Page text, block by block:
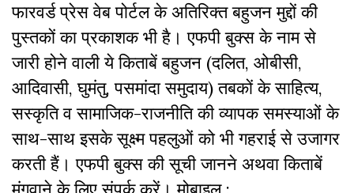
फारवर्ड प्रेस वेब पोर्टल के अतिरिक्‍त बहुजन मुद्दों की
पुस्‍तकों का प्रकाशक भी है। एफपी बुक्‍स के नाम से
जारी होने वाली ये किताबें बहुजन (दलित, ओबीसी,
आदिवासी, घुमंतु, पसमांदा समुदाय) तबकों के साहित्‍य,
सस्‍क‍ृति व सामाजिक-राजनीति की व्‍यापक समस्‍याओं के
साथ-साथ इसके सूक्ष्म पहलुओं को भी गहराई से उजागर
करती हैं। एफपी बुक्‍स की सूची जानने अथवा किताबें